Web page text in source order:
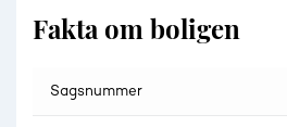
Fakta om boligen
Sagsnummer